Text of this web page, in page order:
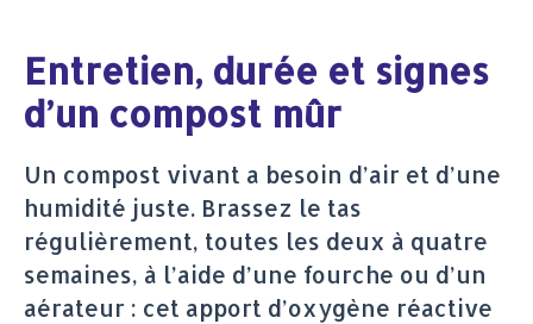
Entretien, durée et signes
d’un compost mûr
Un compost vivant a besoin d’air et d’une
humidité juste. Brassez le tas
régulièrement, toutes les deux à quatre
semaines, à l’aide d’une fourche ou d’un
aérateur : cet apport d’oxygène réactive